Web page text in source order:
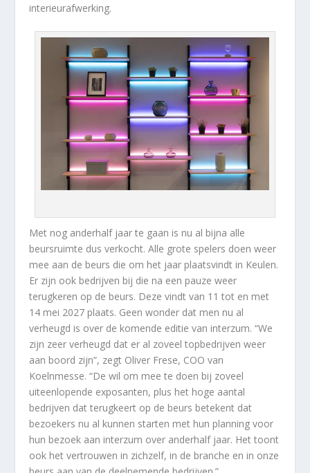
interieurafwerking.
Met nog anderhalf jaar te gaan is nu al bijna alle
beursruimte dus verkocht. Alle grote spelers doen weer
mee aan de beurs die om het jaar plaatsvindt in Keulen.
Er zijn ook bedrijven bij die na een pauze weer
terugkeren op de beurs. Deze vindt van 11 tot en met
14 mei 2027 plaats. Geen wonder dat men nu al
verheugd is over de komende editie van interzum. “We
zijn zeer verheugd dat er al zoveel topbedrijven weer
aan boord zijn”, zegt Oliver Frese, COO van
Koelnmesse. “De wil om mee te doen bij zoveel
uiteenlopende exposanten, plus het hoge aantal
bedrijven dat terugkeert op de beurs betekent dat
bezoekers nu al kunnen starten met hun planning voor
hun bezoek aan interzum over anderhalf jaar. Het toont
ook het vertrouwen in zichzelf, in de branche en in onze